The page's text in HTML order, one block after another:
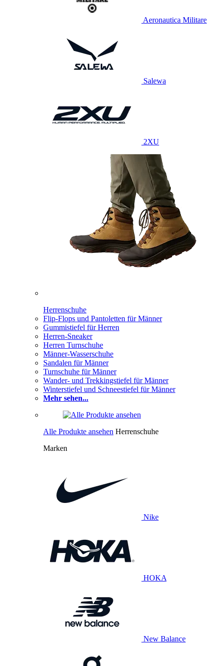
Aeronautica Militare
Salewa
2XU
Herrenschuhe
Flip-Flops und Pantoletten für Männer
Gummistiefel für Herren
Herren-Sneaker
Herren Turnschuhe
Männer-Wasserschuhe
Sandalen für Männer
Turnschuhe für Männer
Wander- und Trekkingstiefel für Männer
Winterstiefel und Schneestiefel für Männer
Mehr sehen...
Alle Produkte ansehen Herrenschuhe
Marken
Nike
HOKA
New Balance